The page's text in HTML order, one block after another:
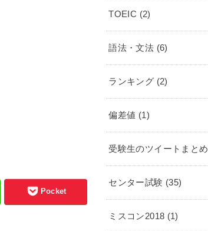
Pocket
TOEIC (2)
語法・文法 (6)
ランキング (2)
偏差値 (1)
受験生のツイートまとめ
センター試験 (35)
ミスコン2018 (1)